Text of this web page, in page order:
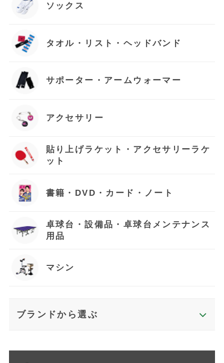
ソックス
タオル・リスト・ヘッドバンド
サポーター・アームウォーマー
アクセサリー
貼り上げラケット・アクセサリーラケ
ット
書籍・DVD・カード・ノート
卓球台・設備品・卓球台メンテナンス
用品
マシン
ブランドから選ぶ